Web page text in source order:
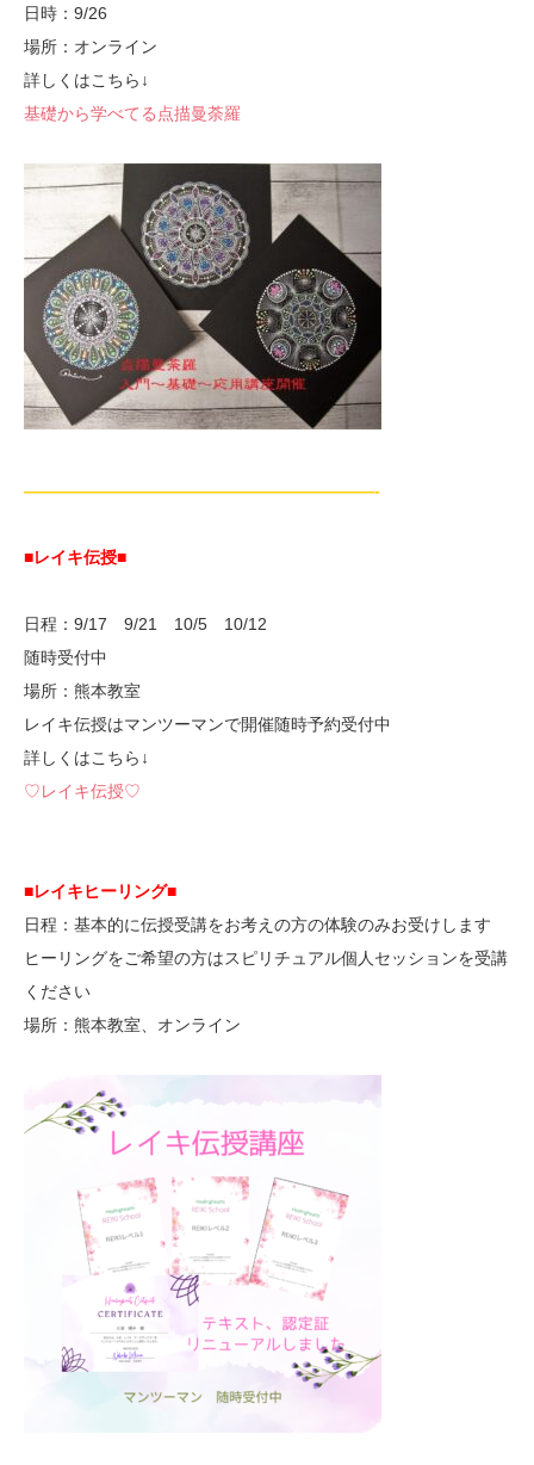
日時：9/26
場所：オンライン
詳しくはこちら↓
基礎から学べてる点描曼荼羅
—————————————————————-
■レイキ伝授■
日程：9/17 9/21 10/5 10/12
随時受付中
場所：熊本教室
レイキ伝授はマンツーマンで開催随時予約受付中
詳しくはこちら↓
♡レイキ伝授♡
■レイキヒーリング■
日程：基本的に伝授受講をお考えの方の体験のみお受けします
ヒーリングをご希望の方はスピリチュアル個人セッションを受講
ください
場所：熊本教室、オンライン